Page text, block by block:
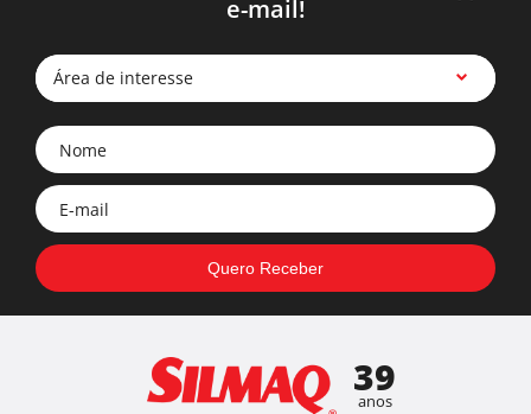
e-mail!
Área de interesse
39
anos